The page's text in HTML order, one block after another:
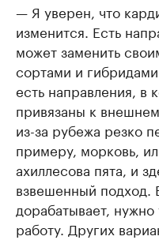
— Я уверен, что
изменится. Есть
может заменить
сортами и
есть направления,
привязаны к
из-за рубежа резко
примеру, морковь,
ахиллесова пята, и
взвешенный подход.
дорабатывает,
работу. Других